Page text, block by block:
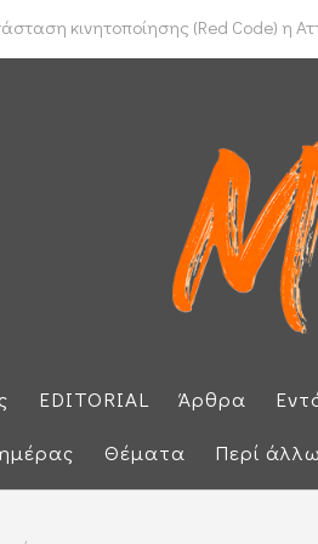
κινητοποίησης (Red Code) η
οι συνομιλίες με το Ιράν
EDITORIAL Άρθρα
Θέματα Περί